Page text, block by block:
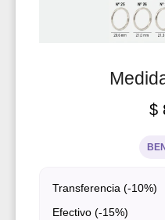
$
Transferencia (-10%)
Efectivo (-15%)